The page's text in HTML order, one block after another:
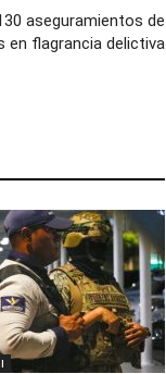
aseguramientos de
en flagrancia delictiva